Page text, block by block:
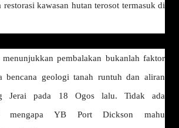
kawasan hutan terosot termasuk di
menunjukkan pembalakan bukanlah faktor
bencana geologi tanah runtuh dan aliran
Jerai pada 18 Ogos lalu. Tidak ada
mengapa YB Port Dickson mahu